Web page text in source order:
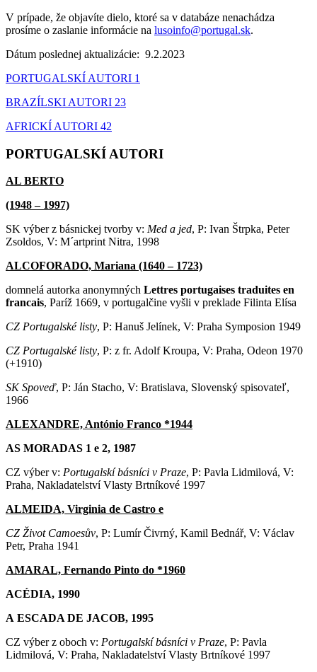
V prípade, že objavíte dielo, ktoré sa v databáze nenachádza
prosíme o zaslanie informácie na lusoinfo@portugal.sk.
Dátum poslednej aktualizácie: 9.2.2023
PORTUGALSKÍ AUTORI 1
BRAZÍLSKI AUTORI 23
AFRICKÍ AUTORI 42
PORTUGALSKÍ AUTORI
AL BERTO
(1948 – 1997)
SK výber z básnickej tvorby v: Med a jed, P: Ivan Štrpka, Peter
Zsoldos, V: M´artprint Nitra, 1998
ALCOFORADO, Mariana (1640 – 1723)
domnelá autorka anonymných Lettres portugaises traduites en
francais, Paríž 1669, v portugalčine vyšli v preklade Filinta Elísa
CZ Portugalské listy, P: Hanuš Jelínek, V: Praha Symposion 1949
CZ Portugalské listy, P: z fr. Adolf Kroupa, V: Praha, Odeon 1970
(+1910)
SK Spoveď, P: Ján Stacho, V: Bratislava, Slovenský spisovateľ,
1966
ALEXANDRE, António Franco *1944
AS MORADAS 1 e 2, 1987
CZ výber v: Portugalskí básníci v Praze, P: Pavla Lidmilová, V:
Praha, Nakladatelství Vlasty Brtníkové 1997
ALMEIDA, Virginia de Castro e
CZ Život Camoesův, P: Lumír Čivrný, Kamil Bednář, V: Václav
Petr, Praha 1941
AMARAL, Fernando Pinto do *1960
ACÉDIA, 1990
A ESCADA DE JACOB, 1995
CZ výber z oboch v: Portugalskí básníci v Praze, P: Pavla
Lidmilová, V: Praha, Nakladatelství Vlasty Brtníkové 1997